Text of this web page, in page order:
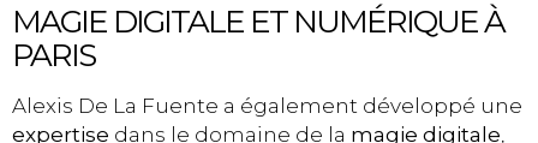
MAGIE DIGITALE ET NUMÉRIQUE À
PARIS
Alexis De La Fuente a également développé une
expertise dans le domaine de la magie digitale